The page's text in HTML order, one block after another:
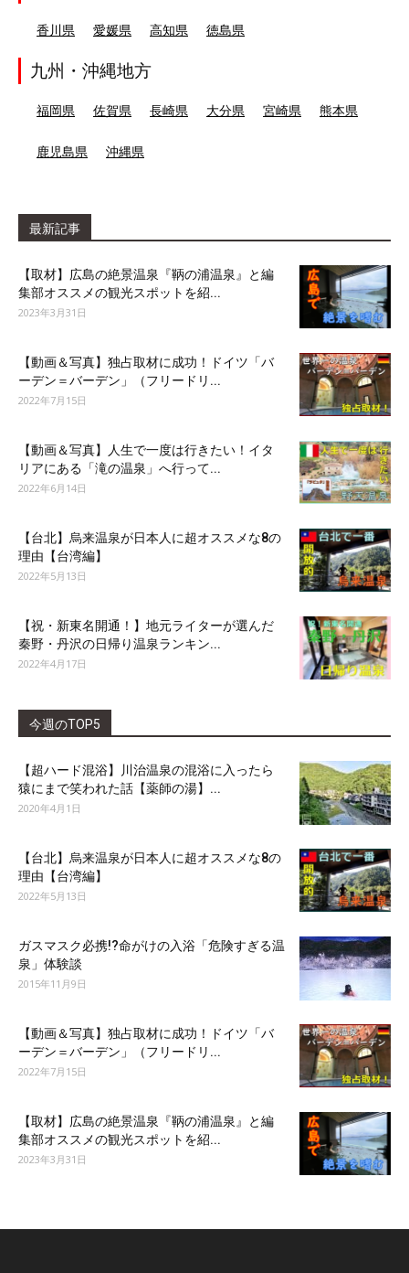
香川県 愛媛県 高知県 徳島県
九州・沖縄地方
福岡県 佐賀県 長崎県 大分県 宮崎県 熊本県
鹿児島県 沖縄県
最新記事
【取材】広島の絶景温泉『鞆の浦温泉』と編
集部オススメの観光スポットを紹...
2023年3月31日
【動画＆写真】独占取材に成功！ドイツ「バ
ーデン＝バーデン」（フリードリ...
2022年7月15日
【動画＆写真】人生で一度は行きたい！イタ
リアにある「滝の温泉」へ行って...
2022年6月14日
【台北】烏来温泉が日本人に超オススメな8の
理由【台湾編】
2022年5月13日
【祝・新東名開通！】地元ライターが選んだ
秦野・丹沢の日帰り温泉ランキン...
2022年4月17日
今週のTOP5
【超ハード混浴】川治温泉の混浴に入ったら
猿にまで笑われた話【薬師の湯】...
2020年4月1日
【台北】烏来温泉が日本人に超オススメな8の
理由【台湾編】
2022年5月13日
ガスマスク必携!?命がけの入浴「危険すぎる温
泉」体験談
2015年11月9日
【動画＆写真】独占取材に成功！ドイツ「バ
ーデン＝バーデン」（フリードリ...
2022年7月15日
【取材】広島の絶景温泉『鞆の浦温泉』と編
集部オススメの観光スポットを紹...
2023年3月31日